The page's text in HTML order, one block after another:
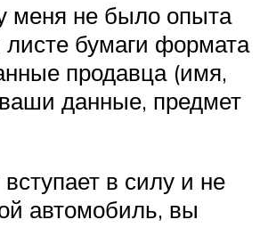
меня не было опыта
листе бумаги формата
продавца (имя,
данные, предмет
в силу и не
автомобиль, вы